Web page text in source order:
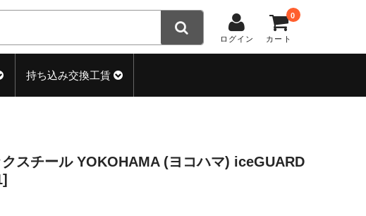
ログイン カート
0
持ち込み交換工賃
スチール YOKOHAMA (ヨコハマ) iceGUARD